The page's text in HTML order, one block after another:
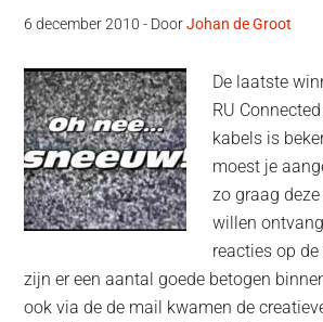
6 december 2010 - DoorJohan de Groot
De laatste
RU
kabels is
moest je
zo graag
willen
reacties op
zijn er een aantal goede betogen
ook via de de mail kwamen de